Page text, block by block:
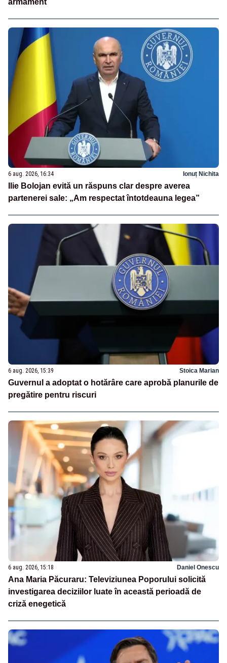
6 aug. 2026, 16:34 Ionuț Nichita
Ilie Bolojan evită un răspuns clar despre averea
partenerei sale: „Am respectat întotdeauna legea”
6 aug. 2026, 15:39 Stoica Marian
Guvernul a adoptat o hotărâre care aprobă planurile de
pregătire pentru riscuri
6 aug. 2026, 15:18 Daniel Onescu
Ana Maria Păcuraru: Televiziunea Poporului solicită
investigarea deciziilor luate în această perioadă de
criză enegetică